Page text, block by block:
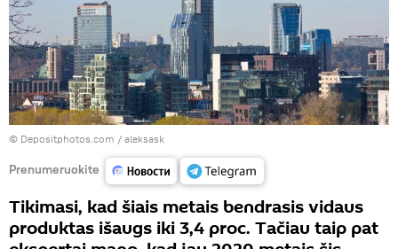
© Depositphotos.com / aleksask
Prenumeruokite
Tikimasi, kad šiais metais bendrasis vidaus
produktas išaugs iki 3,4 proc. Tačiau taip pat